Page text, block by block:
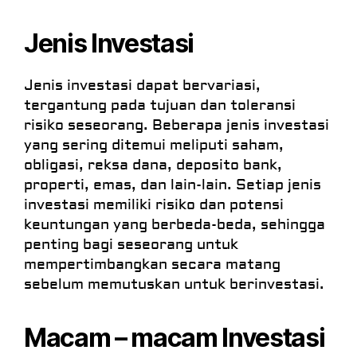
Jenis Investasi
Jenis investasi dapat bervariasi,
tergantung pada tujuan dan toleransi
risiko seseorang. Beberapa jenis investasi
yang sering ditemui meliputi saham,
obligasi, reksa dana, deposito bank,
properti, emas, dan lain-lain. Setiap jenis
investasi memiliki risiko dan potensi
keuntungan yang berbeda-beda, sehingga
penting bagi seseorang untuk
mempertimbangkan secara matang
sebelum memutuskan untuk berinvestasi.
Macam – macam Investasi